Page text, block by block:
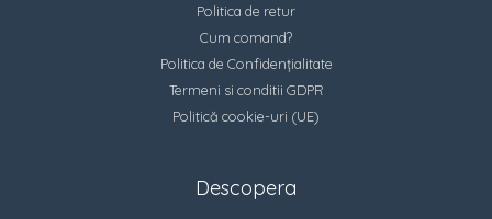
Politica de retur
Cum comand?
Politica de Confidențialitate
Termeni si conditii GDPR
Politică cookie-uri (UE)
Descopera